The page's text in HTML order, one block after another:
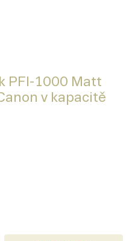
PFI-1000 Matt
v kapacitě